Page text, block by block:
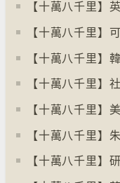
【十萬八千里】